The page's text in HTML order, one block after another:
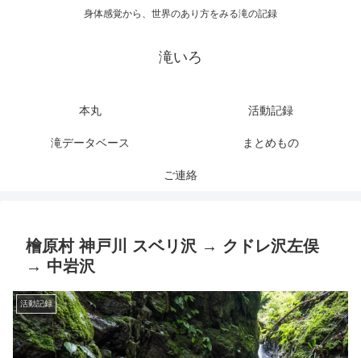
身体感覚から、世界のあり方をみる滝の記録
滝いろ
本丸 活動記録
滝データベース まとめもの
ご連絡
檜原村 神戸川 スベリ沢 → クドレ沢左俣
→ 中岩沢
活動記録